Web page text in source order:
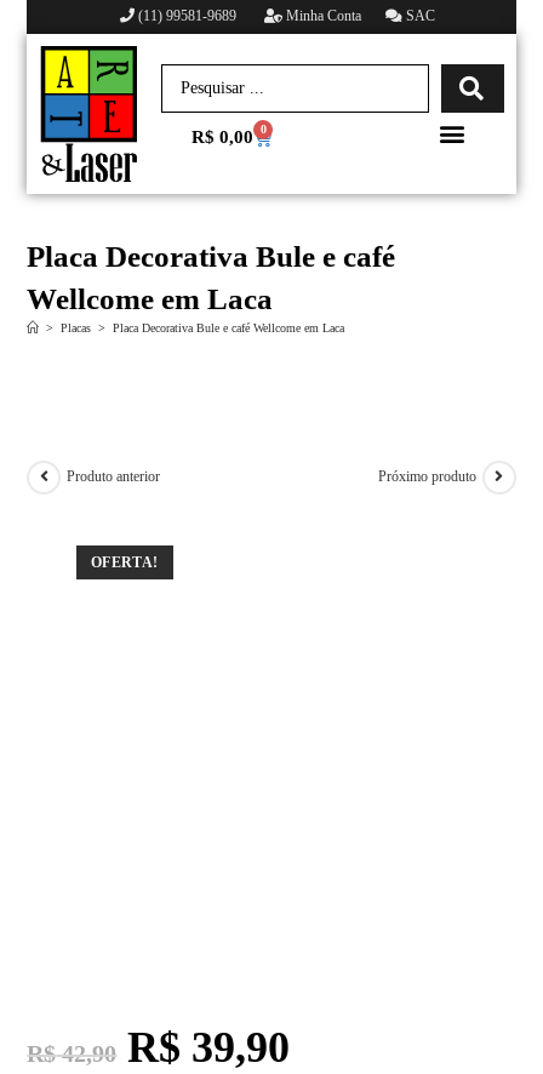
(11) 99581-9689 Minha Conta SAC
R$ 0,00 0
Placa Decorativa Bule e café
Wellcome em Laca
> Placas > Placa Decorativa Bule e café Wellcome em Laca
OFERTA!
Produto anterior Próximo produto
R$42,90 R$ 39,90